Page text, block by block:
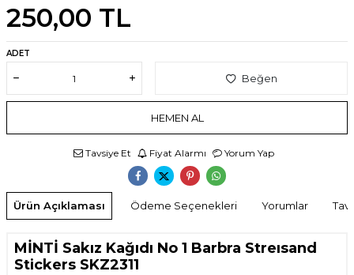
250,00 TL
ADET
Beğen
HEMEN AL
Tavsiye Et Fiyat Alarmı Yorum Yap
Ürün Açıklaması Ödeme Seçenekleri Yorumlar
MİNTİ Sakız Kağıdı No 1 Barbra Streısand
Stickers SKZ2311